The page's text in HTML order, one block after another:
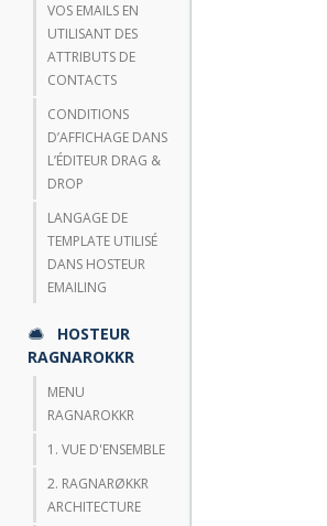
VOS EMAILS EN
UTILISANT DES
ATTRIBUTS DE
CONTACTS
CONDITIONS
D’AFFICHAGE DANS
L’ÉDITEUR DRAG &
DROP
LANGAGE DE
TEMPLATE UTILISÉ
DANS HOSTEUR
EMAILING
HOSTEUR
RAGNAROKKR
MENU
RAGNAROKKR
1. VUE D'ENSEMBLE
2. RAGNARØKKR
ARCHITECTURE